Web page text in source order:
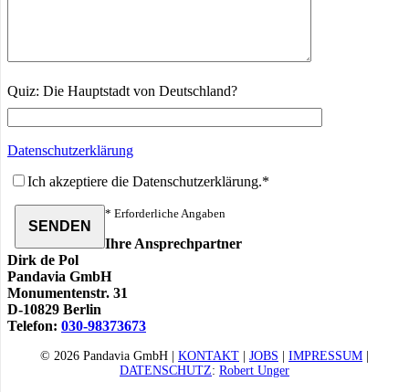
Quiz: Die Hauptstadt von Deutschland?
Datenschutzerklärung
Ich akzeptiere die Datenschutzerklärung.*
* Erforderliche Angaben
Ihre Ansprechpartner
Dirk de Pol
Pandavia GmbH
Monumentenstr. 31
D-10829 Berlin
Telefon: 030-98373673
© 2026 Pandavia GmbH | KONTAKT JOBS IMPRESSUM
DATENSCHUTZ: Robert Unger